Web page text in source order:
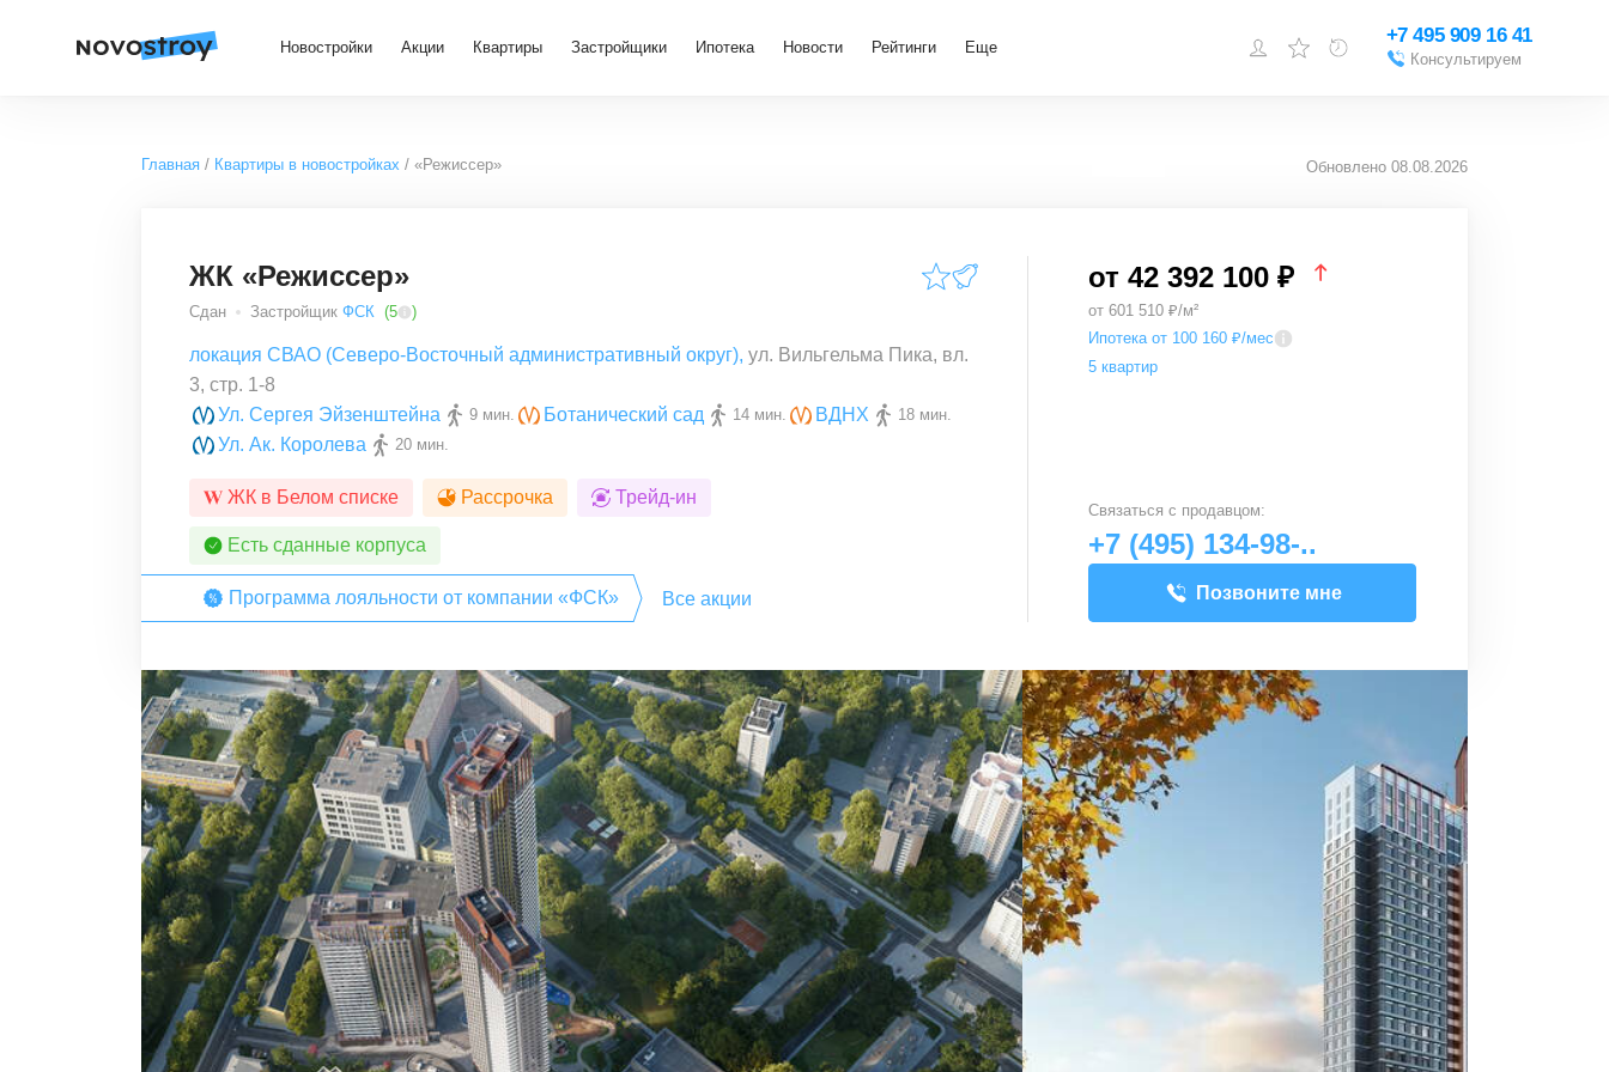
Новостройки Акции Квартиры Застройщики Ипотека Новости Рейтинги Еще
Добавить объект
+7 495 909 16 41
Консультируем
Главная Квартиры в новостройках «Режиссер» Обновлено 08.08.2026
ЖК «Режиссер»
Сдан Застройщик ФСК (5 )
локация СВАО (Северо-Восточный административный округ), ул. Вильгельма Пика, вл.
3, стр. 1-8
Ул. Сергея Эйзенштейна
9 мин. Ботанический сад 14 мин. ВДНХ 18 мин.
Ул. Ак. Королева 20 мин.
ЖК в Белом списке Рассрочка Трейд-ин
Есть сданные корпуса
Программа лояльности от компании «ФСК» Все акции
от 42 392 100 ₽
от 601 510 ₽/м²
Ипотека от 100 160 ₽/мес
5 квартир
Связаться с продавцом:
+7 (495) 134-98-..
Позвоните мне